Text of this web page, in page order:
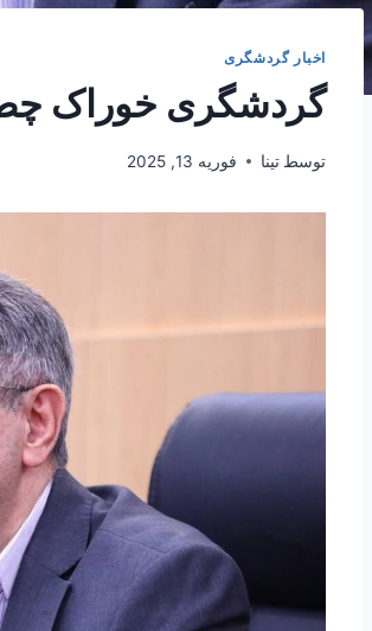
اخبار گردشگری
گردشگری خوراک
توسط تینا فوریه 13, 2025